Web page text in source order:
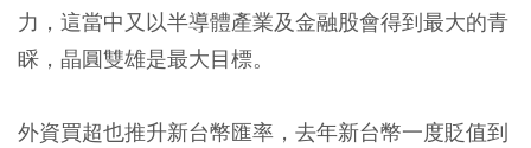
力，這當中又以半導體產業及金融股會得到最大的青
睬，晶圓雙雄是最大目標。
外資買超也推升新台幣匯率，去年新台幣一度貶值到